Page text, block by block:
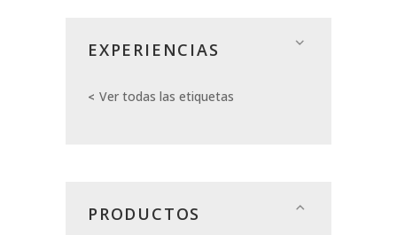
EXPERIENCIAS
Ver todas las etiquetas
PRODUCTOS